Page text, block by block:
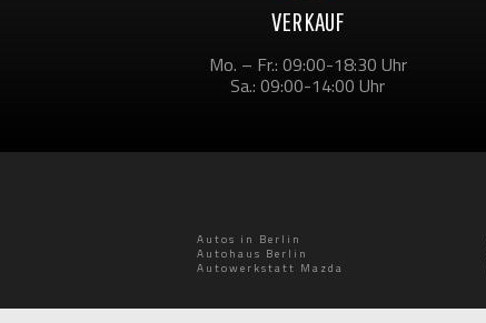
VERKAUF
Mo. – Fr.: 09:00-18:30 Uhr
Sa.: 09:00-14:00 Uhr
Autos in Berlin
Autohaus Berlin
Autowerkstatt Mazda